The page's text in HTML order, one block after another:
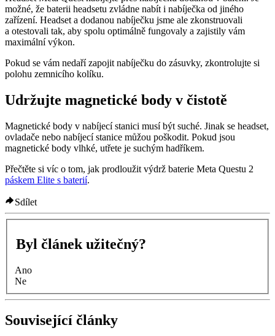
možné, že baterii headsetu zvládne nabít i nabíječka od jiného
zařízení. Headset a dodanou nabíječku jsme ale zkonstruovali
a otestovali tak, aby spolu optimálně fungovaly a zajistily vám
maximální výkon.
Pokud se vám nedaří zapojit nabíječku do zásuvky, zkontrolujte si
polohu zemnicího kolíku.
Udržujte magnetické body v čistotě
Magnetické body v nabíjecí stanici musí být suché. Jinak se headset,
ovladače nebo nabíjecí stanice můžou poškodit. Pokud jsou
magnetické body vlhké, utřete je suchým hadříkem.
Přečtěte si víc o tom, jak prodloužit výdrž baterie Meta Questu 2
páskem Elite s baterií.
Sdílet
Byl článek užitečný?
Ano
Ne
Související články